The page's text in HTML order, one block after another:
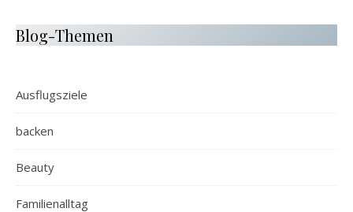
Blog-Themen
Ausflugsziele
backen
Beauty
Familienalltag